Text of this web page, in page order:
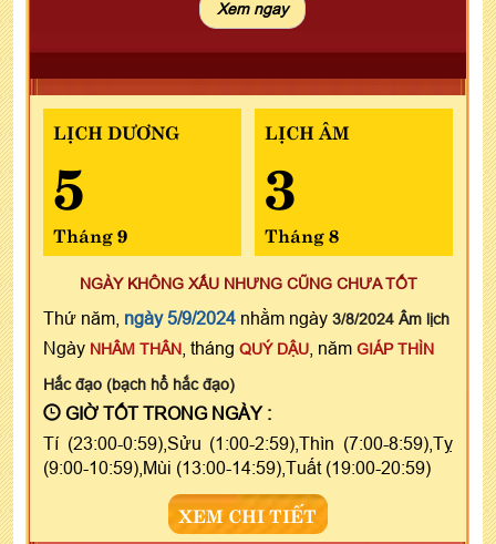
LỊCH DƯƠNG
5
Tháng 9
LỊCH ÂM
3
Tháng 8
NGÀY KHÔNG XẤU NHƯNG CŨNG CHƯA TỐT
Thứ năm, ngày 5/9/2024 nhằm ngày 3/8/2024 Âm lịch
Ngày NHÂM THÂN , tháng QUÝ DẬU , năm GIÁP THÌN
Hắc đạo (bạch hổ hắc đạo)
GIỜ TỐT TRONG NGÀY :
Tí (23:00-0:59),Sửu (1:00-2:59),Thìn (7:00-8:59),Tỵ
(9:00-10:59),Mùi (13:00-14:59),Tuất (19:00-20:59)
XEM CHI TIẾT